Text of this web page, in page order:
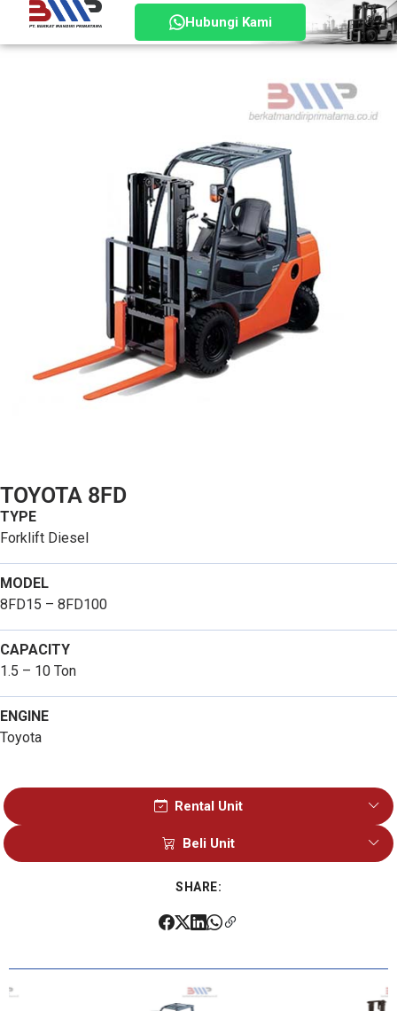
Hubungi Kami
TOYOTA 8FD
TYPE
Forklift Diesel
MODEL
8FD15 – 8FD100
CAPACITY
1.5 – 10 Ton
ENGINE
Toyota
Rental Unit
Sales 1
Beli Unit
Sales 1
SHARE: